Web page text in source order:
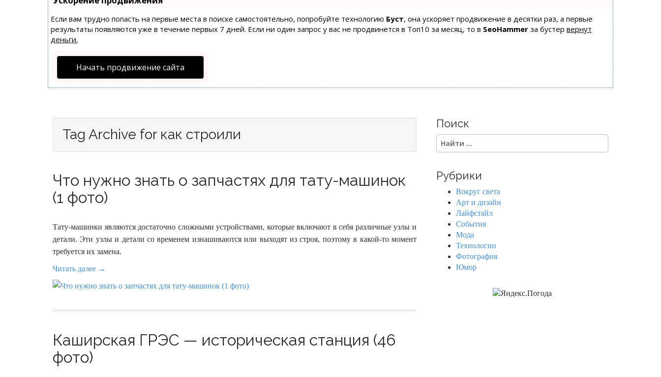
Если вам трудно попасть на первые места в поиске самостоятельно, попробуйте технологию Буст, она ускоряет продвижение в десятки раз, а первые
результаты появляются уже в течение первых 7 дней. Если ни один запрос у вас не продвинется в Топ10 за месяц, то в SeoHammer за бустер вернут
деньги.
Начать продвижение сайта
Tag Archive for как строили
Что нужно знать о запчастях для тату-машинок
(1 фото)
Тату-машинки являются достаточно сложными устройствами, которые включают в себя различные узлы и
детали. Эти узлы и детали со временем изнашиваются или выходят из строя, поэтому в какой-то момент
требуется их замена.
Читать далее →
Каширская ГРЭС — историческая станция (46
фото)
Поиск
S
e
c
Рубрики
Вокруг света
Арт и дизайн
Лайфстайл
События
Мода
Технологии
Фотография
Юмор